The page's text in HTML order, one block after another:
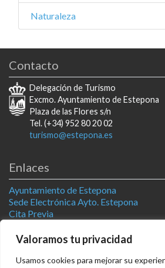
Valoramos tu privacidad
Usamos cookies para mejorar su
Naturaleza
Contacto
Delegación de Turismo
Excmo. Ayuntamiento de Estepona
Plaza de las Flores s/n
Tel. (+34) 952 80 20 02
turismo@estepona.es
Enlaces
Ayuntamiento de Estepona
Sede Electrónica Ayto. Estepona
Cita Previa
Televisión Estepona